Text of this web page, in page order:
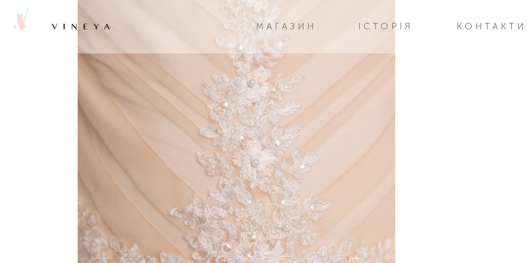
VINEYA МАГАЗИН ІСТОРІЯ КОНТАКТИ